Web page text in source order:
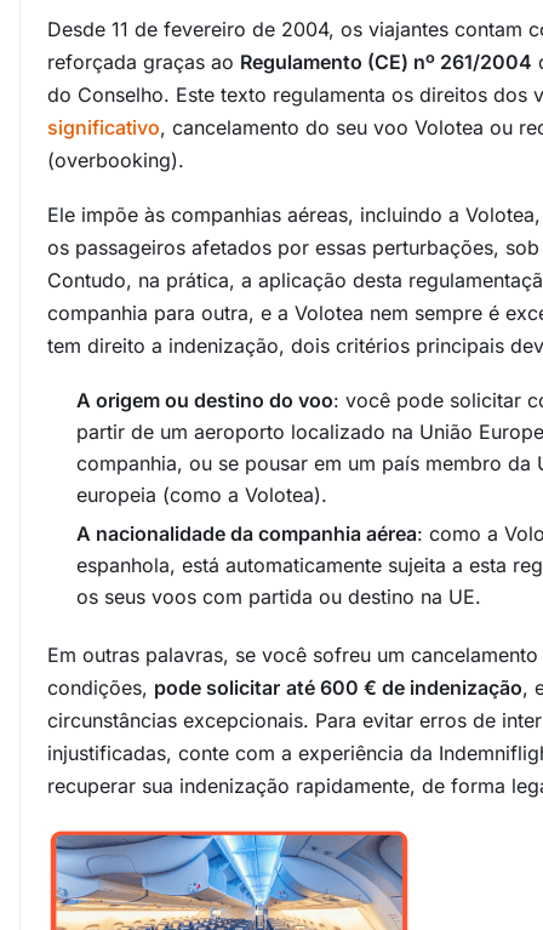
Desde 11 de fevereiro de 2004, os viajantes contam
reforçada graças ao Regulamento (CE) nº 261/2004
do Conselho. Este texto regulamenta os direitos dos
significativo, cancelamento do seu voo Volotea ou
(overbooking).
Ele impõe às companhias aéreas, incluindo a
os passageiros afetados por essas perturbações,
Contudo, na prática, a aplicação desta
companhia para outra, e a Volotea nem sempre é
tem direito a indenização, dois critérios principais
A origem ou destino do voo: você pode solicitar
partir de um aeroporto localizado na União
companhia, ou se pousar em um país membro da
europeia (como a Volotea).
A nacionalidade da companhia aérea: como a
espanhola, está automaticamente sujeita a esta
os seus voos com partida ou destino na UE.
Em outras palavras, se você sofreu um
condições, pode solicitar até 600 € de indenização,
circunstâncias excepcionais. Para evitar erros de
injustificadas, conte com a experiência da
recuperar sua indenização rapidamente, de forma